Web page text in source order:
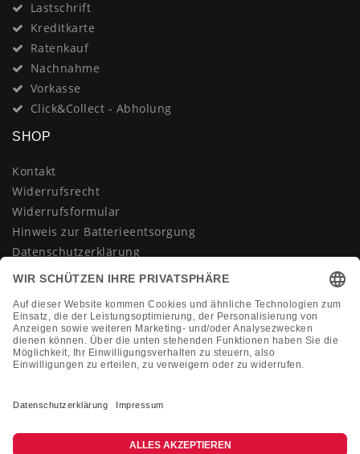
Lastschrift
Kreditkarte
Ratenkauf
Nachnahme
Vorkasse
Click&Collect - Abholung
SHOP
Kontakt
Widerrufsrecht
Widerrufsformular
Hinweis zur Batterieentsorgung
Datenschutzerklärung
AGB
Vertrag widerrufen
KONTAKT
+49 (0)2133 210433
shop@dienadel.de